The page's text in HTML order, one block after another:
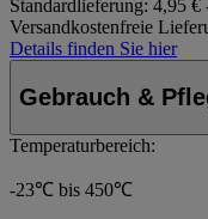
Standardlieferung: 4,95 €
Versandkostenfreie
Details finden Sie hier
Gebrauch &
Temperaturbereich:
-23℃ bis 450℃